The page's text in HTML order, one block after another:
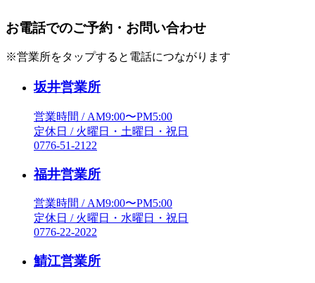
お電話でのご予約・お問い合わせ
※営業所をタップすると電話につながります
坂井営業所
営業時間 / AM9:00〜PM5:00
定休日 / 火曜日・土曜日・祝日
0776-51-2122
福井営業所
営業時間 / AM9:00〜PM5:00
定休日 / 火曜日・水曜日・祝日
0776-22-2022
鯖江営業所